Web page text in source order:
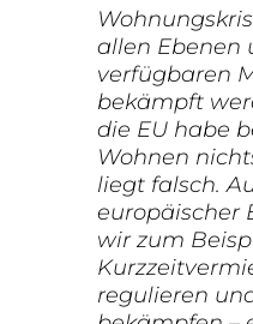
allen Ebenen
verfügbaren
bekämpft
die EU habe
Wohnen
liegt falsch.
europäischer
wir zum
regulieren